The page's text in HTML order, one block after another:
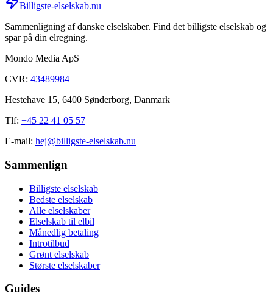
Billigste-elselskab.nu
Sammenligning af danske elselskaber. Find det billigste elselskab og
spar på din elregning.
Mondo Media ApS
CVR: 43489984
Hestehave 15, 6400 Sønderborg, Danmark
Tlf: +45 22 41 05 57
E-mail: hej@billigste-elselskab.nu
Sammenlign
Billigste elselskab
Bedste elselskab
Alle elselskaber
Elselskab til elbil
Månedlig betaling
Introtilbud
Grønt elselskab
Største elselskaber
Guides